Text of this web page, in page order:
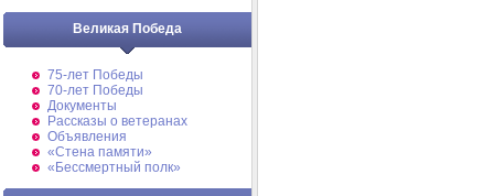
Великая Победа
75-лет Победы
70-лет Победы
Документы
Рассказы о ветеранах
Объявления
«Стена памяти»
«Бессмертный полк»